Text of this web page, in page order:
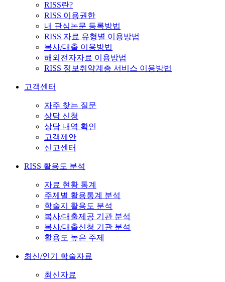
RISS란?
RISS 이용권한
내 관심논문 등록방법
RISS 자료 유형별 이용방법
복사/대출 이용방법
해외전자자료 이용방법
RISS 정보취약계층 서비스 이용방법
고객센터
자주 찾는 질문
상담 신청
상담 내역 확인
고객제안
신고센터
RISS 활용도 분석
자료 현황 통계
주제별 활용통계 분석
학술지 활용도 분석
복사/대출제공 기관 분석
복사/대출신청 기관 분석
활용도 높은 주제
최신/인기 학술자료
최신자료